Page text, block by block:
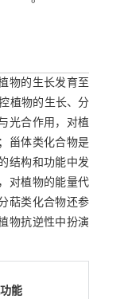
物的生长发育至
植物的生长、分
光合作用，对植
甾体类化合物是
结构和功能中发
对植物的能量代
萜类化合物还参
物抗逆性中扮演
能